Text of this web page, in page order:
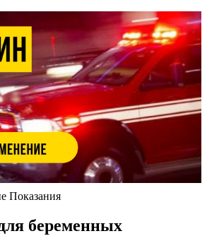
Показания
беременных